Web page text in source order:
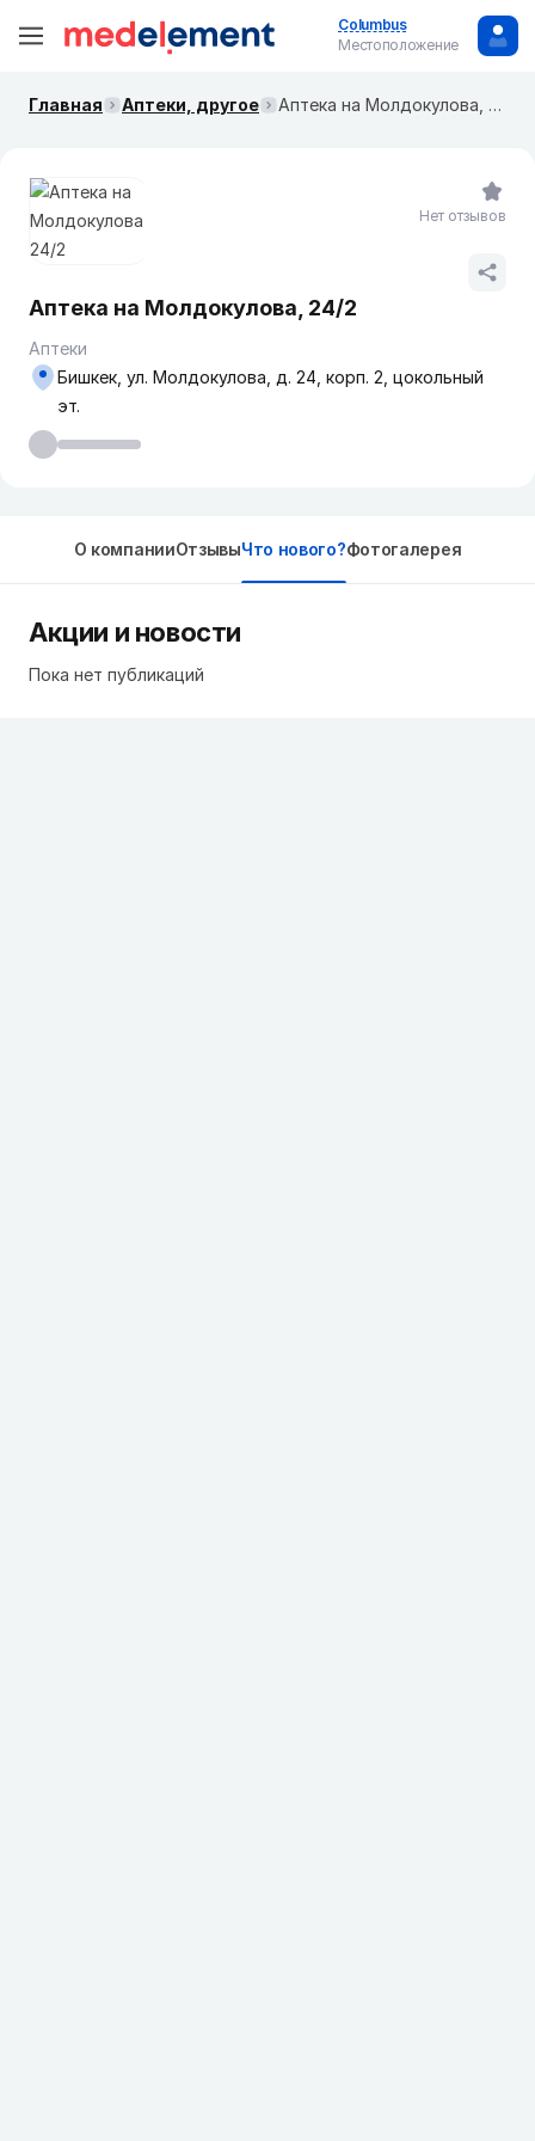
Columbus
Местоположение
Главная Аптеки, другое Аптека на ​Молдокулова, 24/2
Аптека на ​Молдокулова, 24/2
Аптеки
Бишкек, ул. Молдокулова, д. 24, корп. 2, цокольный
эт.
Нет отзывов
О компанииОтзывыЧто нового?Фотогалерея
Акции и новости
Пока нет публикаций